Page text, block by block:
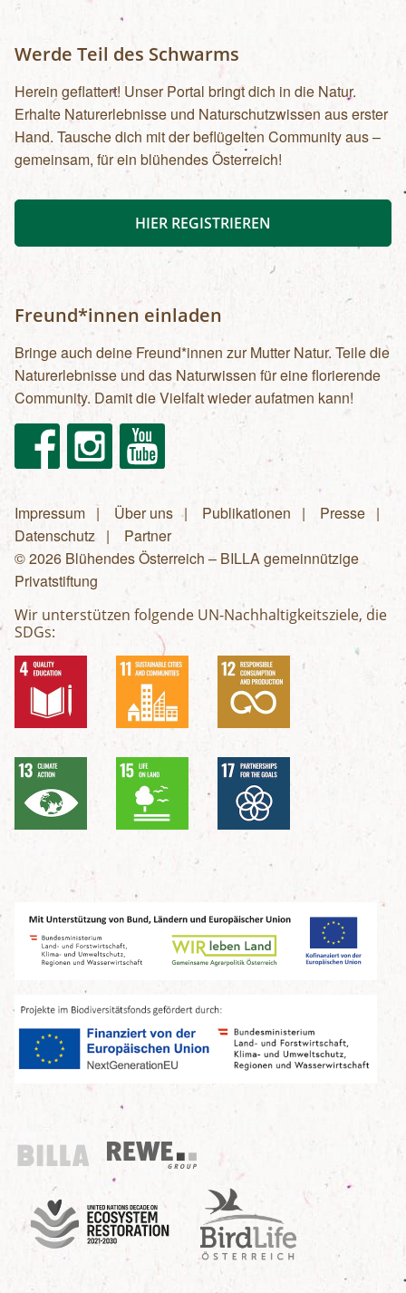
Werde Teil des Schwarms
Herein geflattert! Unser Portal bringt dich in die Natur.
Erhalte Naturerlebnisse und Naturschutzwissen aus erster
Hand. Tausche dich mit der beflügelten Community aus –
gemeinsam, für ein blühendes Österreich!
HIER REGISTRIEREN
Freund*innen einladen
Bringe auch deine Freund*innen zur Mutter Natur. Teile die
Naturerlebnisse und das Naturwissen für eine florierende
Community. Damit die Vielfalt wieder aufatmen kann!
FacebookInstagram Youtube
Fußzeilenmenü
Impressum Über uns Publikationen
Presse
Datenschutz
Partner
© 2026 Blühendes Österreich – BILLA gemeinnützige
Privatstiftung
Wir unterstützen folgende UN-Nachhaltigkeitsziele, die
SDGs:
Billa
REWE Group
UN Decade
Birdlife